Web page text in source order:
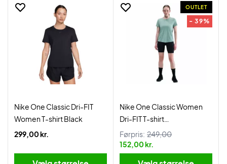
Nike One Classic Dri-FIT
Women T-shirt Black
299,00 kr.
OUTLET
- 39%
Nike One Classic Women
Dri-FIT T-shirt
Cannon/White
Førpris: 249,00
152,00 kr.